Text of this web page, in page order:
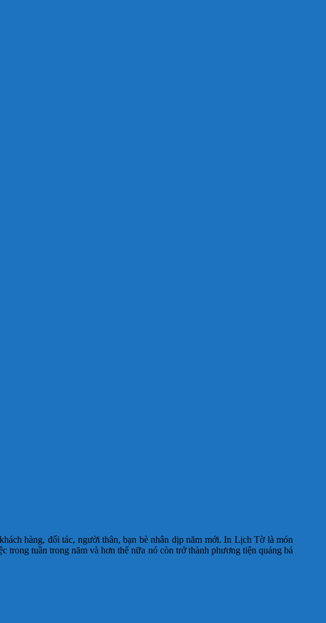
hàng, đối tác, người thân, bạn bè nhân dịp năm mới. In Lịch Tờ là món
tuần trong năm và hơn thế nữa nó còn trở thành phương tiện quảng bá